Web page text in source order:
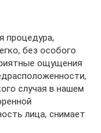
процедура,
без особого
ощущения
случая в нашем
лица, снимает